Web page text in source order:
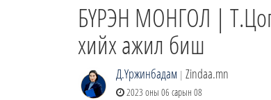
БҮРЭН МОНГОЛ |
хийх ажил биш
Д.Үржинбадам | Zindaa.mn
2023 оны 06 сарын 08